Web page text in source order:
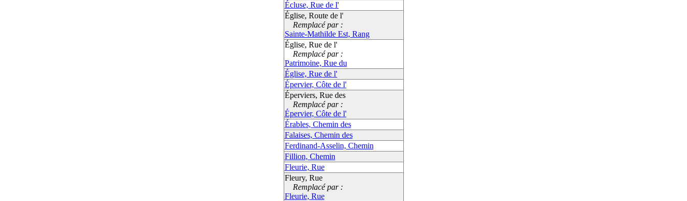
Écluse, Rue de l'
Église, Route de l'
Remplacé par :
Sainte-Mathilde Est, Rang
Église, Rue de l'
Remplacé par :
Patrimoine, Rue du
Église, Rue de l'
Épervier, Côte de l'
Éperviers, Rue des
Remplacé par :
Épervier, Côte de l'
Érables, Chemin des
Falaises, Chemin des
Ferdinand-Asselin, Chemin
Fillion, Chemin
Fleurie, Rue
Fleury, Rue
Remplacé par :
Fleurie, Rue